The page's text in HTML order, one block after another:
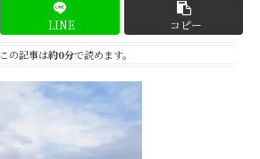
LINE コピー
この記事は約0分で読めます。